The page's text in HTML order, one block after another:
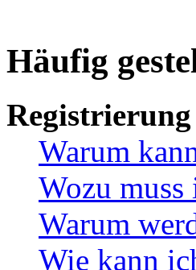
Häufig
Warum
Wozu
Warum
Wie kann